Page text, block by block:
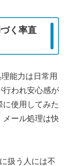
く率直
能力は日常用
行われ安心感が
使用してみた
メール処理は快
扱う人には不